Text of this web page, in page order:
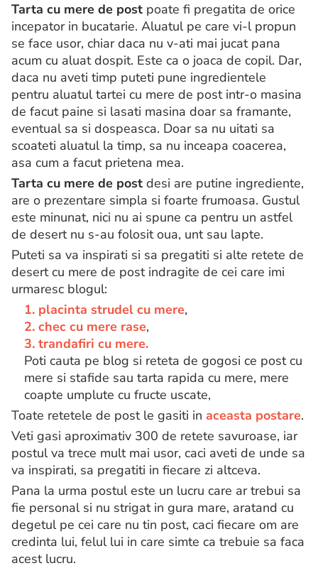
Tarta cu mere de post poate fi pregatita de orice
incepator in bucatarie. Aluatul pe care vi-l propun
se face usor, chiar daca nu v-ati mai jucat pana
acum cu aluat dospit. Este ca o joaca de copil. Dar,
daca nu aveti timp puteti pune ingredientele
pentru aluatul tartei cu mere de post intr-o masina
de facut paine si lasati masina doar sa framante,
eventual sa si dospeasca. Doar sa nu uitati sa
scoateti aluatul la timp, sa nu inceapa coacerea,
asa cum a facut prietena mea.
Tarta cu mere de post desi are putine ingrediente,
are o prezentare simpla si foarte frumoasa. Gustul
este minunat, nici nu ai spune ca pentru un astfel
de desert nu s-au folosit oua, unt sau lapte.
Puteti sa va inspirati si sa pregatiti si alte retete de
desert cu mere de post indragite de cei care imi
urmaresc blogul:
1. placinta strudel cu mere,
2. chec cu mere rase,
3. trandafiri cu mere.
Poti cauta pe blog si reteta de gogosi ce post cu
mere si stafide sau tarta rapida cu mere, mere
coapte umplute cu fructe uscate,
Toate retetele de post le gasiti in aceasta postare.
Veti gasi aproximativ 300 de retete savuroase, iar
postul va trece mult mai usor, caci aveti de unde sa
va inspirati, sa pregatiti in fiecare zi altceva.
Pana la urma postul este un lucru care ar trebui sa
fie personal si nu strigat in gura mare, aratand cu
degetul pe cei care nu tin post, caci fiecare om are
credinta lui, felul lui in care simte ca trebuie sa faca
acest lucru.